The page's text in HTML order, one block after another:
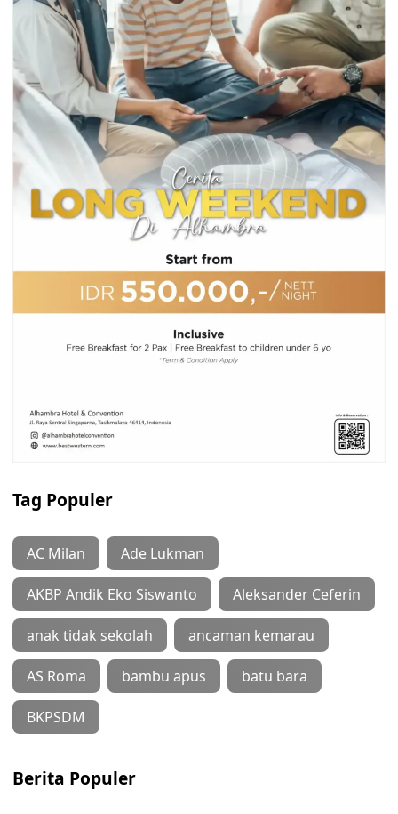
Tag Populer
AC Milan Ade Lukman
AKBP Andik Eko Siswanto Aleksander Ceferin
anak tidak sekolah ancaman kemarau
AS Roma bambu apus batu bara
BKPSDM
Berita Populer